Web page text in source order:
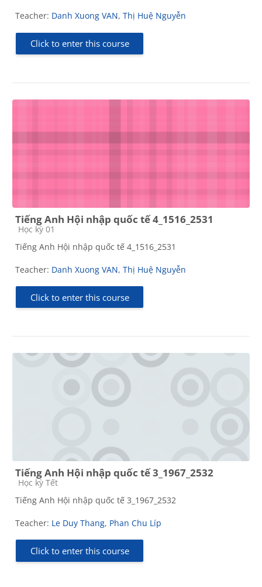
Teacher: Danh Xuong VAN, Thị Huệ Nguyễn
Click to enter this course
Tiếng Anh Hội nhập quốc tế 4_1516_2531
Course category
Học kỳ 01
Tiếng Anh Hội nhập quốc tế 4_1516_2531
Teacher: Danh Xuong VAN, Thị Huệ Nguyễn
Click to enter this course
Tiếng Anh Hội nhập quốc tế 3_1967_2532
Course category
Học kỳ Tết
Tiếng Anh Hội nhập quốc tế 3_1967_2532
Teacher: Le Duy Thang, Phan Chu Líp
Click to enter this course